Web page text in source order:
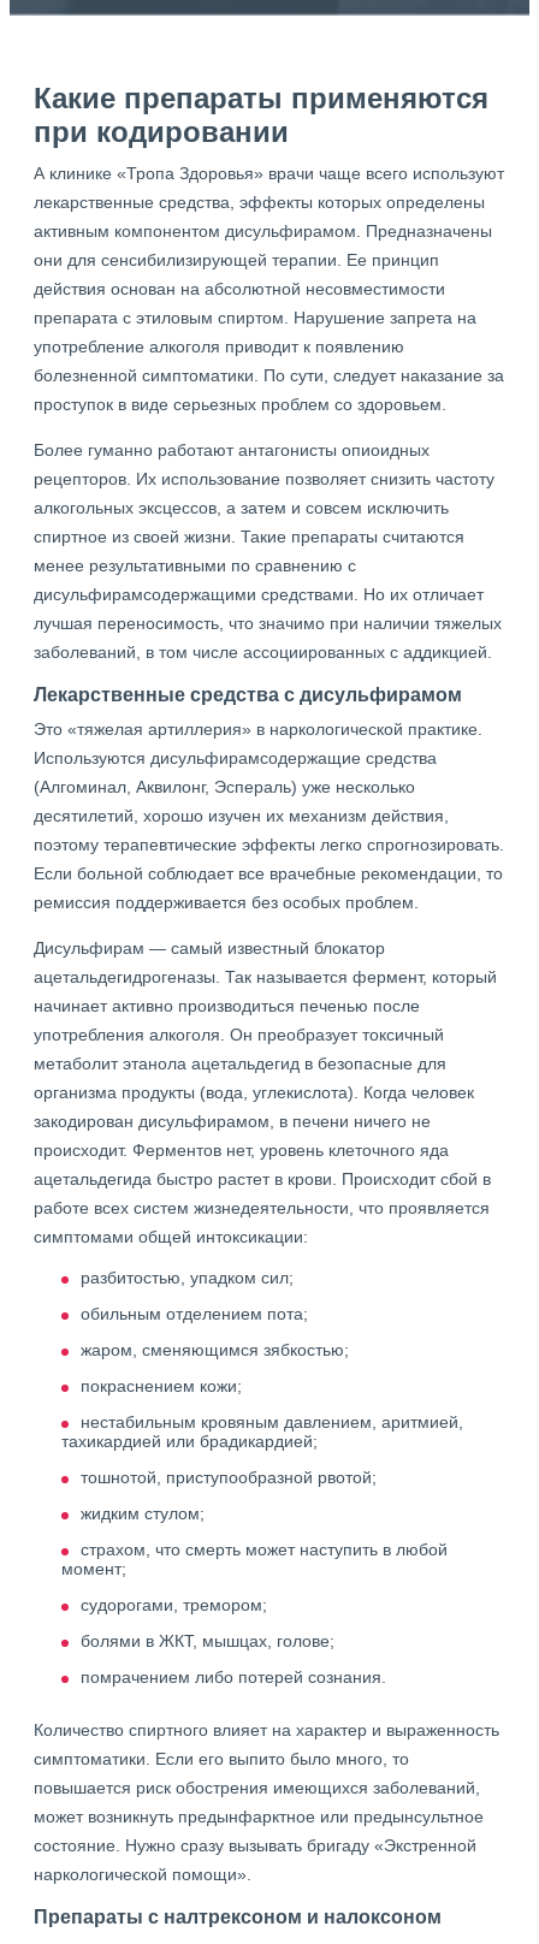
Какие препараты применяются
при кодировании
А клинике «Тропа Здоровья» врачи чаще всего используют
лекарственные средства, эффекты которых определены
активным компонентом дисульфирамом. Предназначены
они для сенсибилизирующей терапии. Ее принцип
действия основан на абсолютной несовместимости
препарата с этиловым спиртом. Нарушение запрета на
употребление алкоголя приводит к появлению
болезненной симптоматики. По сути, следует наказание за
проступок в виде серьезных проблем со здоровьем.
Более гуманно работают антагонисты опиоидных
рецепторов. Их использование позволяет снизить частоту
алкогольных эксцессов, а затем и совсем исключить
спиртное из своей жизни. Такие препараты считаются
менее результативными по сравнению с
дисульфирамсодержащими средствами. Но их отличает
лучшая переносимость, что значимо при наличии тяжелых
заболеваний, в том числе ассоциированных с аддикцией.
Лекарственные средства с дисульфирамом
Это «тяжелая артиллерия» в наркологической практике.
Используются дисульфирамсодержащие средства
(Алгоминал, Аквилонг, Эспераль) уже несколько
десятилетий, хорошо изучен их механизм действия,
поэтому терапевтические эффекты легко спрогнозировать.
Если больной соблюдает все врачебные рекомендации, то
ремиссия поддерживается без особых проблем.
Дисульфирам — самый известный блокатор
ацетальдегидрогеназы. Так называется фермент, который
начинает активно производиться печенью после
употребления алкоголя. Он преобразует токсичный
метаболит этанола ацетальдегид в безопасные для
организма продукты (вода, углекислота). Когда человек
закодирован дисульфирамом, в печени ничего не
происходит. Ферментов нет, уровень клеточного яда
ацетальдегида быстро растет в крови. Происходит сбой в
работе всех систем жизнедеятельности, что проявляется
симптомами общей интоксикации:
разбитостью, упадком сил;
обильным отделением пота;
жаром, сменяющимся зябкостью;
покраснением кожи;
нестабильным кровяным давлением, аритмией,
тахикардией или брадикардией;
тошнотой, приступообразной рвотой;
жидким стулом;
страхом, что смерть может наступить в любой
момент;
судорогами, тремором;
болями в ЖКТ, мышцах, голове;
помрачением либо потерей сознания.
Количество спиртного влияет на характер и выраженность
симптоматики. Если его выпито было много, то
повышается риск обострения имеющихся заболеваний,
может возникнуть предынфарктное или предынсультное
состояние. Нужно сразу вызывать бригаду «Экстренной
наркологической помощи».
Препараты с налтрексоном и налоксоном